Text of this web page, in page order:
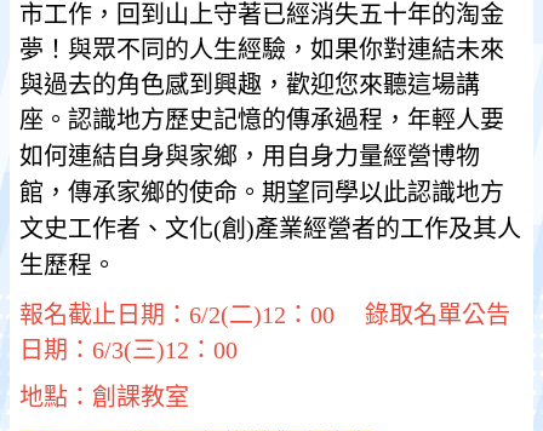
市工作，回到山上守著已經消失五十年的淘金
夢！與眾不同的人生經驗，如果你對連結未來
與過去的角色感到興趣，歡迎您來聽這場講
座。 認識地方歷史記憶的傳承過程，年輕人要
如何連結自身與家鄉，用自身力量經營博物
館，傳承家鄉的使命。期望同學以此認識地方
文史工作者、文化(創)產業經營者的工作及其人
生歷程。
報名截止日期：6/2(二)12：00 錄取名單公告
日期：6/3(三)12：00
地點：創課教室